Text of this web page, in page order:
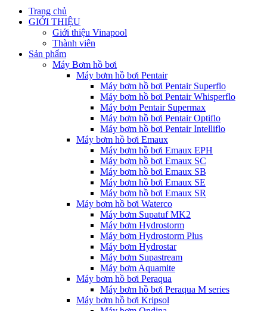
Trang chủ
GIỚI THIỆU
Giới thiệu Vinapool
Thành viên
Sản phẩm
Máy Bơm hồ bơi
Máy bơm hồ bơi Pentair
Máy bơm hồ bơi Pentair Superflo
Máy bơm hồ bơi Pentair Whisperflo
Máy bơm Pentair Supermax
Máy bơm hồ bơi Pentair Optiflo
Máy bơm hồ bơi Pentair Intelliflo
Máy bơm hồ bơi Emaux
Máy bơm hồ bơi Emaux EPH
Máy bơm hồ bơi Emaux SC
Máy bơm hồ bơi Emaux SB
Máy bơm hồ bơi Emaux SE
Máy bơm hồ bơi Emaux SR
Máy bơm hồ bơi Waterco
Máy bơm Supatuf MK2
Máy bơm Hydrostorm
Máy bơm Hydrostorm Plus
Máy bơm Hydrostar
Máy bơm Supastream
Máy bơm Aquamite
Máy bơm hồ bơi Peraqua
Máy bơm hồ bơi Peraqua M series
Máy bơm hồ bơi Kripsol